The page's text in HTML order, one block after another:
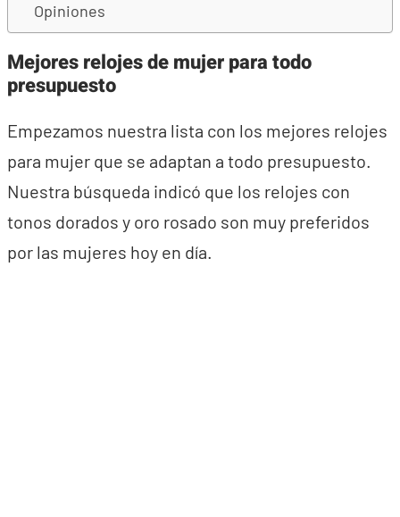
Opiniones
Mejores relojes de mujer para todo
presupuesto
Empezamos nuestra lista con los mejores relojes
para mujer que se adaptan a todo presupuesto.
Nuestra búsqueda indicó que los relojes con
tonos dorados y oro rosado son muy preferidos
por las mujeres hoy en día.